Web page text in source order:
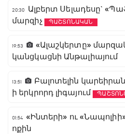
20:30
Ալբերտ Սելադեսը`
մարզիչ
ՊԱՇՏՈՆԱԿԱՆ
19:53
«Ալաշկերտը»
կանցկացնի Անթալիայում
13:51
Բալոտելին
ի երկրորդ լիգայում
01:54 «Ինտերի» ու
ոքին